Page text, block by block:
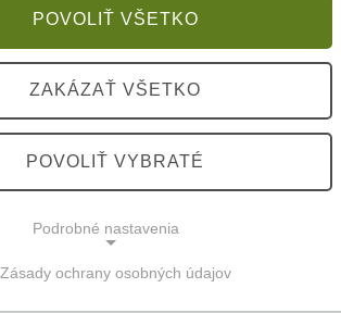
POVOLIŤ VŠETKO
ZAKÁZAŤ VŠETKO
POVOLIŤ VYBRATÉ
Podrobné nastavenia
Zásady ochrany osobných údajov